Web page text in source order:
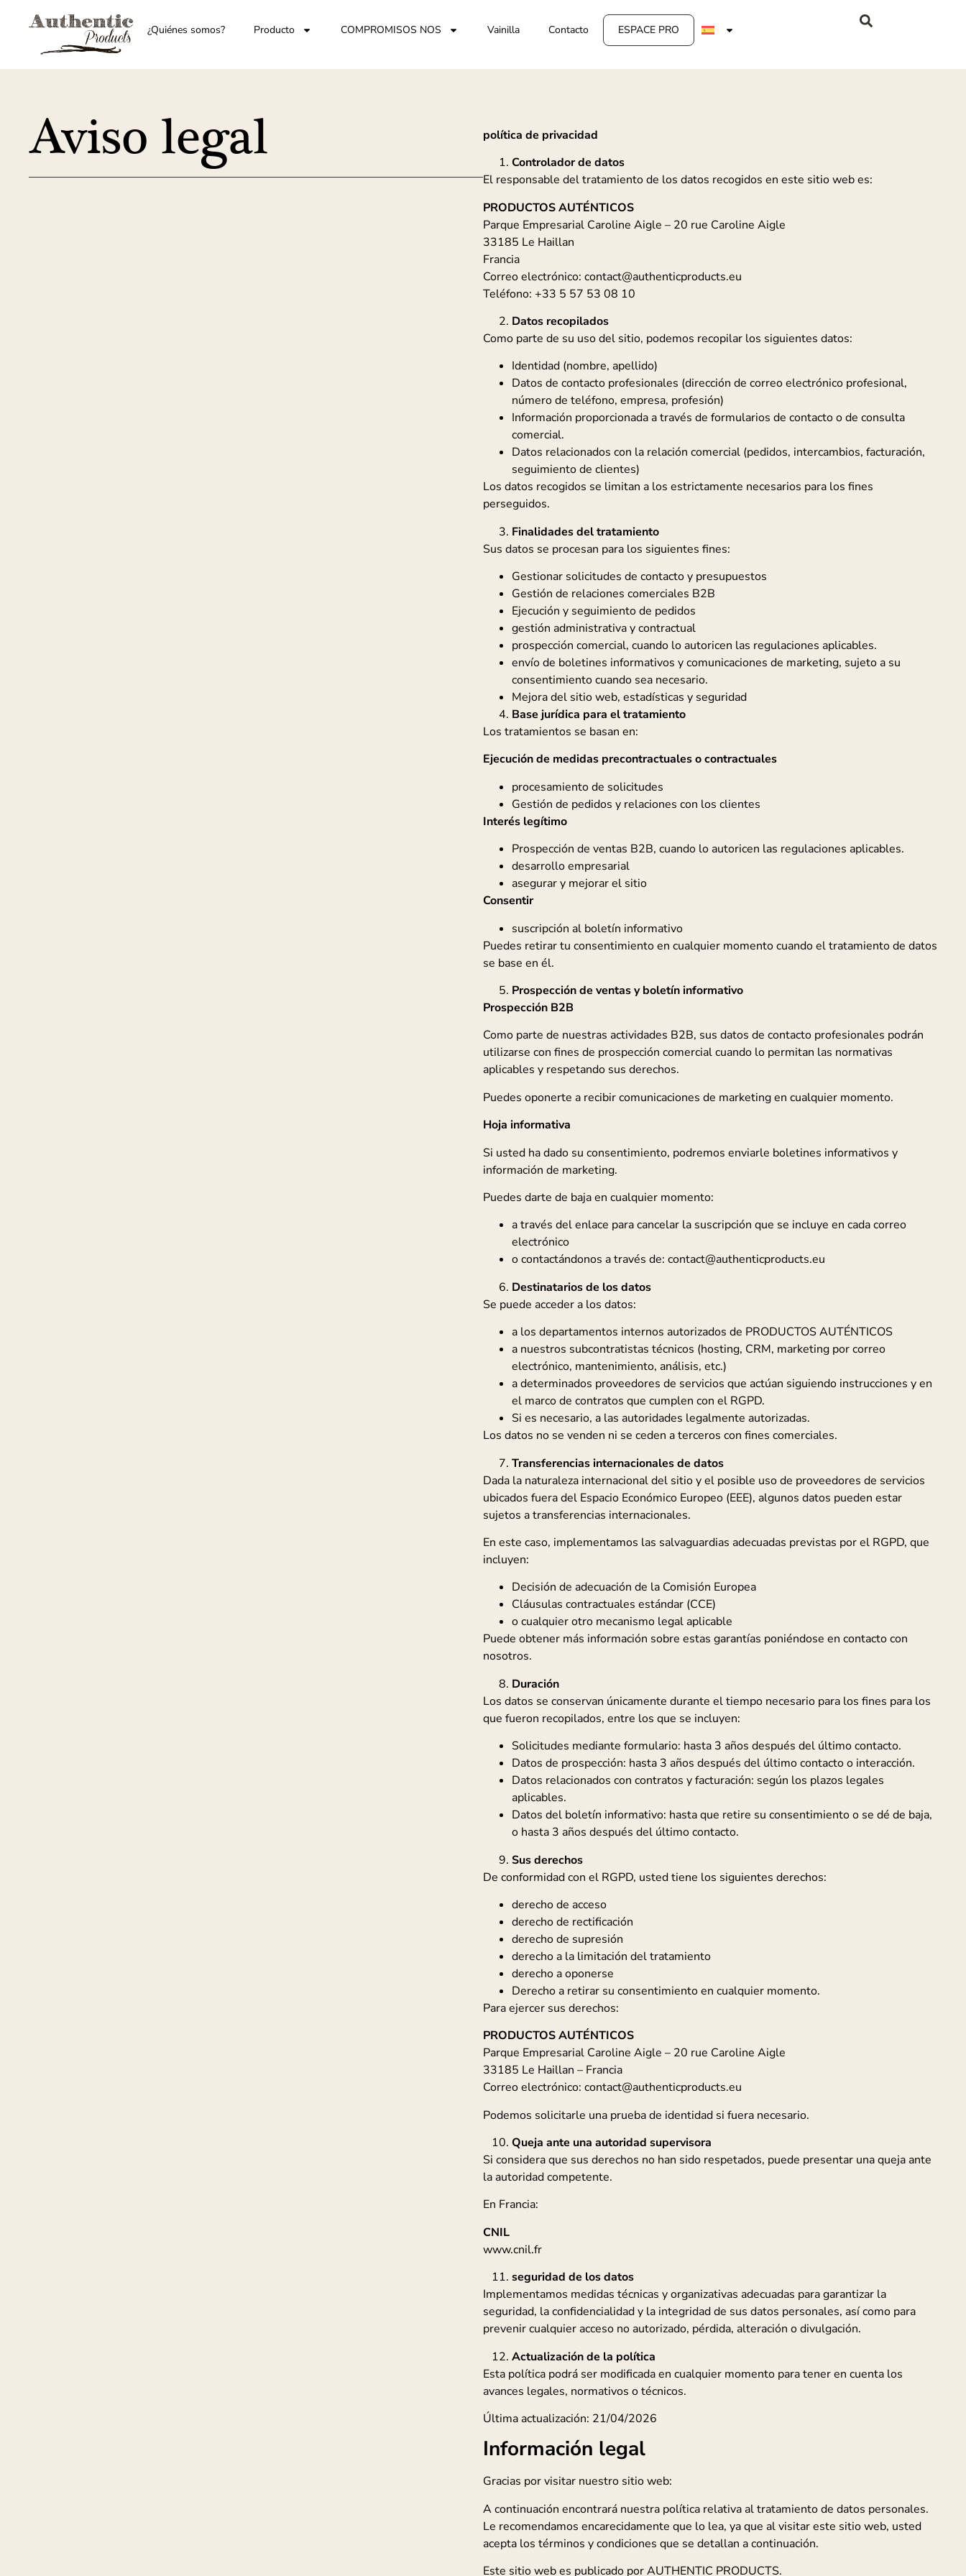
¿Quiénes somos? Producto COMPROMISOS NOS Vainilla Contacto ESPACE PRO
Aviso legal
política de privacidad
Controlador de datos
El responsable del tratamiento de los datos recogidos en este sitio web es:
PRODUCTOS AUTÉNTICOS
Parque Empresarial Caroline Aigle – 20 rue Caroline Aigle
33185 Le Haillan
Francia
Correo electrónico: contact@authenticproducts.eu
Teléfono: +33 5 57 53 08 10
Datos recopilados
Como parte de su uso del sitio, podemos recopilar los siguientes datos:
Identidad (nombre, apellido)
Datos de contacto profesionales (dirección de correo electrónico profesional,
número de teléfono, empresa, profesión)
Información proporcionada a través de formularios de contacto o de consulta
comercial.
Datos relacionados con la relación comercial (pedidos, intercambios, facturación,
seguimiento de clientes)
Los datos recogidos se limitan a los estrictamente necesarios para los fines
perseguidos.
Finalidades del tratamiento
Sus datos se procesan para los siguientes fines:
Gestionar solicitudes de contacto y presupuestos
Gestión de relaciones comerciales B2B
Ejecución y seguimiento de pedidos
gestión administrativa y contractual
prospección comercial, cuando lo autoricen las regulaciones aplicables.
envío de boletines informativos y comunicaciones de marketing, sujeto a su
consentimiento cuando sea necesario.
Mejora del sitio web, estadísticas y seguridad
Base jurídica para el tratamiento
Los tratamientos se basan en:
Ejecución de medidas precontractuales o contractuales
procesamiento de solicitudes
Gestión de pedidos y relaciones con los clientes
Interés legítimo
Prospección de ventas B2B, cuando lo autoricen las regulaciones aplicables.
desarrollo empresarial
asegurar y mejorar el sitio
Consentir
suscripción al boletín informativo
Puedes retirar tu consentimiento en cualquier momento cuando el tratamiento de datos
se base en él.
Prospección de ventas y boletín informativo
Prospección B2B
Como parte de nuestras actividades B2B, sus datos de contacto profesionales podrán
utilizarse con fines de prospección comercial cuando lo permitan las normativas
aplicables y respetando sus derechos.
Puedes oponerte a recibir comunicaciones de marketing en cualquier momento.
Hoja informativa
Si usted ha dado su consentimiento, podremos enviarle boletines informativos y
información de marketing.
Puedes darte de baja en cualquier momento:
a través del enlace para cancelar la suscripción que se incluye en cada correo
electrónico
o contactándonos a través de: contact@authenticproducts.eu
Destinatarios de los datos
Se puede acceder a los datos:
a los departamentos internos autorizados de PRODUCTOS AUTÉNTICOS
a nuestros subcontratistas técnicos (hosting, CRM, marketing por correo
electrónico, mantenimiento, análisis, etc.)
a determinados proveedores de servicios que actúan siguiendo instrucciones y en
el marco de contratos que cumplen con el RGPD.
Si es necesario, a las autoridades legalmente autorizadas.
Los datos no se venden ni se ceden a terceros con fines comerciales.
Transferencias internacionales de datos
Dada la naturaleza internacional del sitio y el posible uso de proveedores de servicios
ubicados fuera del Espacio Económico Europeo (EEE), algunos datos pueden estar
sujetos a transferencias internacionales.
En este caso, implementamos las salvaguardias adecuadas previstas por el RGPD, que
incluyen:
Decisión de adecuación de la Comisión Europea
Cláusulas contractuales estándar (CCE)
o cualquier otro mecanismo legal aplicable
Puede obtener más información sobre estas garantías poniéndose en contacto con
nosotros.
Duración
Los datos se conservan únicamente durante el tiempo necesario para los fines para los
que fueron recopilados, entre los que se incluyen:
Solicitudes mediante formulario: hasta 3 años después del último contacto.
Datos de prospección: hasta 3 años después del último contacto o interacción.
Datos relacionados con contratos y facturación: según los plazos legales
aplicables.
Datos del boletín informativo: hasta que retire su consentimiento o se dé de baja,
o hasta 3 años después del último contacto.
Sus derechos
De conformidad con el RGPD, usted tiene los siguientes derechos:
derecho de acceso
derecho de rectificación
derecho de supresión
derecho a la limitación del tratamiento
derecho a oponerse
Derecho a retirar su consentimiento en cualquier momento.
Para ejercer sus derechos:
PRODUCTOS AUTÉNTICOS
Parque Empresarial Caroline Aigle – 20 rue Caroline Aigle
33185 Le Haillan – Francia
Correo electrónico: contact@authenticproducts.eu
Podemos solicitarle una prueba de identidad si fuera necesario.
Queja ante una autoridad supervisora
Si considera que sus derechos no han sido respetados, puede presentar una queja ante
la autoridad competente.
En Francia:
CNIL
www.cnil.fr
seguridad de los datos
Implementamos medidas técnicas y organizativas adecuadas para garantizar la
seguridad, la confidencialidad y la integridad de sus datos personales, así como para
prevenir cualquier acceso no autorizado, pérdida, alteración o divulgación.
Actualización de la política
Esta política podrá ser modificada en cualquier momento para tener en cuenta los
avances legales, normativos o técnicos.
Última actualización: 21/04/2026
Información legal
Gracias por visitar nuestro sitio web:
A continuación encontrará nuestra política relativa al tratamiento de datos personales.
Le recomendamos encarecidamente que lo lea, ya que al visitar este sitio web, usted
acepta los términos y condiciones que se detallan a continuación.
Este sitio web es publicado por AUTHENTIC PRODUCTS.